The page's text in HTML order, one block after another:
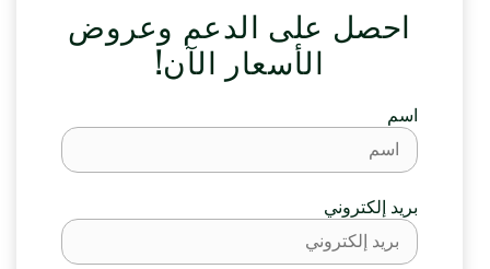
احصل على الدعم وعروض
الأسعار الآن!
اسم
بريد إلكتروني